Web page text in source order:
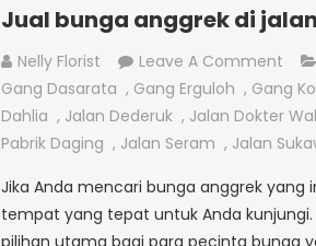
Jual bunga anggrek di
Nelly Florist Leave A CommentOn
Jual
Gang Dasarata , Gang Erguloh , Gang
Dahlia , Jalan Dederuk , Jalan Dokter
Pabrik Daging , Jalan Seram , Jalan
Jika Anda mencari bunga anggrek yang
tempat yang tepat untuk Anda kunjungi.
pilihan utama bagi para pecinta bunga